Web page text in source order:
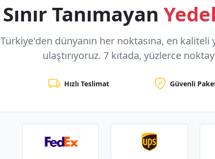
Sınır Tanımayan
Türkiye'den dünyanın her noktasına, en kaliteli
ulaştırıyoruz. 7 kıtada, yüzlerce
Hızlı Teslimat Güvenli